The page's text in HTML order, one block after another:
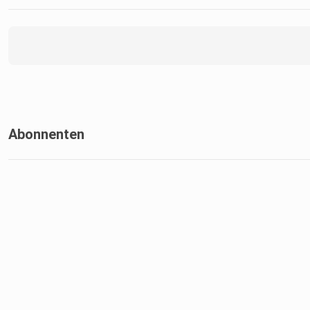
Abonnenten